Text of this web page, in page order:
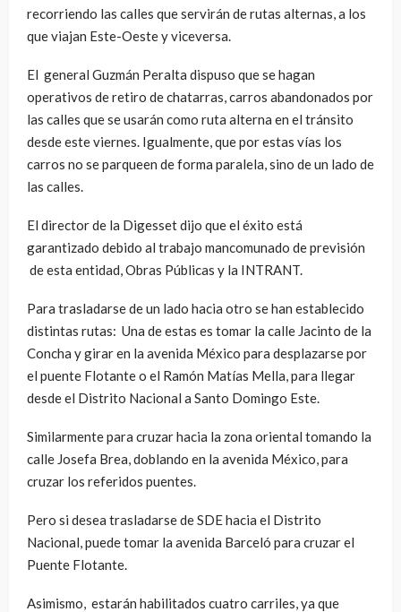
recorriendo las calles que servirán de rutas alternas, a los
que viajan Este-Oeste y viceversa.
El general Guzmán Peralta dispuso que se hagan
operativos de retiro de chatarras, carros abandonados por
las calles que se usarán como ruta alterna en el tránsito
desde este viernes. Igualmente, que por estas vías los
carros no se parqueen de forma paralela, sino de un lado de
las calles.
El director de la Digesset dijo que el éxito está
garantizado debido al trabajo mancomunado de previsión
de esta entidad, Obras Públicas y la INTRANT.
Para trasladarse de un lado hacia otro se han establecido
distintas rutas: Una de estas es tomar la calle Jacinto de la
Concha y girar en la avenida México para desplazarse por
el puente Flotante o el Ramón Matías Mella, para llegar
desde el Distrito Nacional a Santo Domingo Este.
Similarmente para cruzar hacia la zona oriental tomando la
calle Josefa Brea, doblando en la avenida México, para
cruzar los referidos puentes.
Pero si desea trasladarse de SDE hacia el Distrito
Nacional, puede tomar la avenida Barceló para cruzar el
Puente Flotante.
Asimismo, estarán habilitados cuatro carriles, ya que